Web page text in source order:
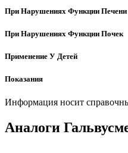
При Нарушениях Функции Печени
При Нарушениях Функции Почек
Применение У Детей
Показания
Информация носит
Аналоги